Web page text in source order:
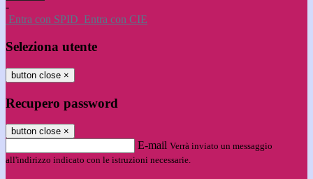
-
Entra con SPID Entra con CIE
Seleziona utente
button close ×
Recupero password
button close ×
E-mail Verrà inviato un messaggio
all'indirizzo indicato con le istruzioni necessarie.